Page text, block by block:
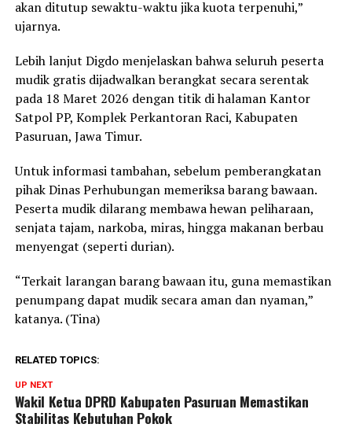
akan ditutup sewaktu-waktu jika kuota terpenuhi,”
ujarnya.
Lebih lanjut Digdo menjelaskan bahwa seluruh peserta
mudik gratis dijadwalkan berangkat secara serentak
pada 18 Maret 2026 dengan titik di halaman Kantor
Satpol PP, Komplek Perkantoran Raci, Kabupaten
Pasuruan, Jawa Timur.
Untuk informasi tambahan, sebelum pemberangkatan
pihak Dinas Perhubungan memeriksa barang bawaan.
Peserta mudik dilarang membawa hewan peliharaan,
senjata tajam, narkoba, miras, hingga makanan berbau
menyengat (seperti durian).
“Terkait larangan barang bawaan itu, guna memastikan
penumpang dapat mudik secara aman dan nyaman,”
katanya. (Tina)
RELATED TOPICS:
UP NEXT
Wakil Ketua DPRD Kabupaten Pasuruan Memastikan
Stabilitas Kebutuhan Pokok